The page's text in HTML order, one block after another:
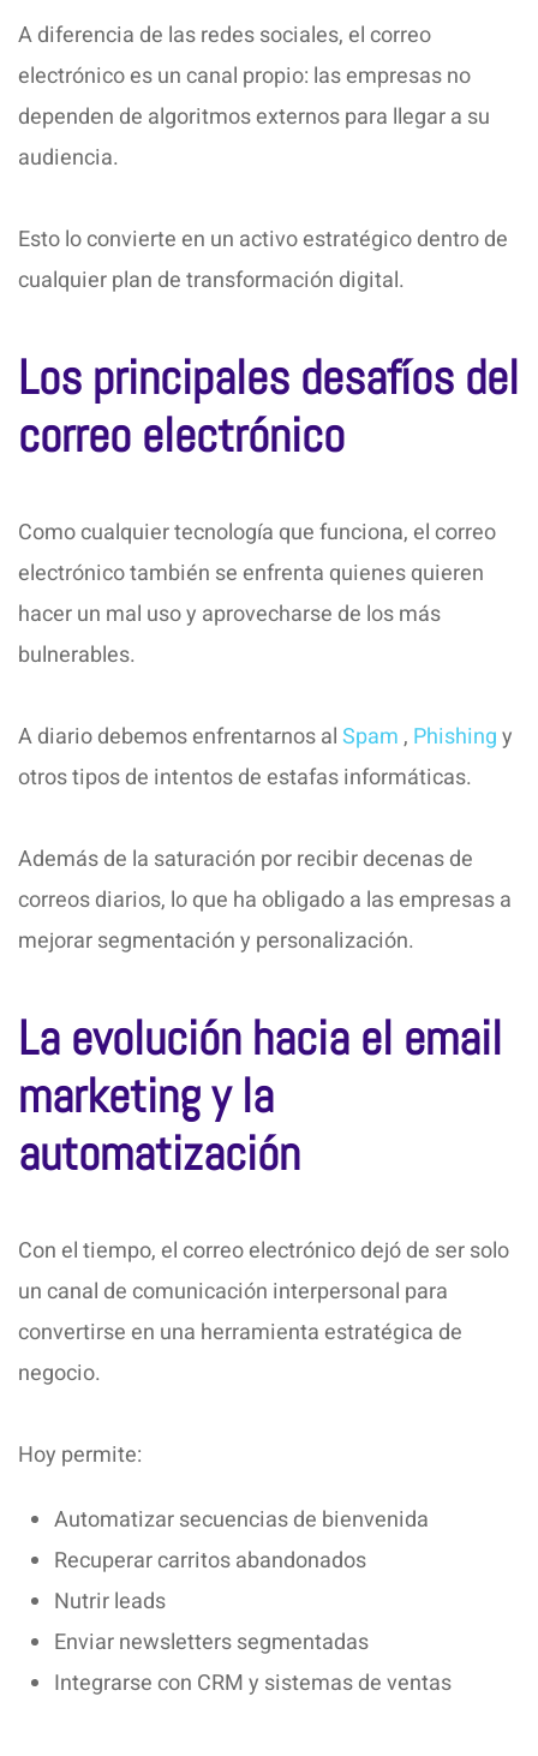
A diferencia de las redes sociales, el correo
electrónico es un canal propio: las empresas no
dependen de algoritmos externos para llegar a su
audiencia.
Esto lo convierte en un activo estratégico dentro de
cualquier plan de transformación digital.
Los principales desafíos del
correo electrónico
Como cualquier tecnología que funciona, el correo
electrónico también se enfrenta quienes quieren
hacer un mal uso y aprovecharse de los más
bulnerables.
A diario debemos enfrentarnos alSpam, Phishingy
otros tipos de intentos de estafas informáticas.
Además de la saturación por recibir decenas de
correos diarios, lo que ha obligado a las empresas a
mejorar segmentación y personalización.
La evolución hacia el email
marketing y la
automatización
Con el tiempo, el correo electrónico dejó de ser solo
un canal de comunicación interpersonal para
convertirse en una herramienta estratégica de
negocio.
Hoy permite:
Automatizar secuencias de bienvenida
Recuperar carritos abandonados
Nutrir leads
Enviar newsletters segmentadas
Integrarse con CRM y sistemas de ventas